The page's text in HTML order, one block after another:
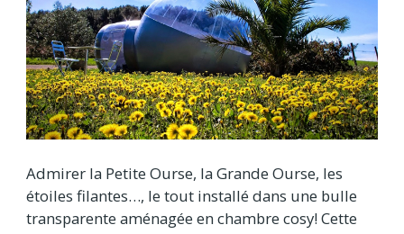
Admirer la Petite Ourse, la Grande Ourse, les
étoiles filantes…, le tout installé dans une bulle
transparente aménagée en chambre cosy! Cette